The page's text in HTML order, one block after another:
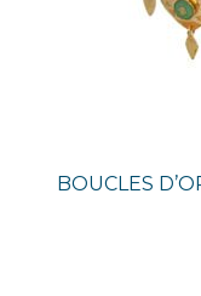
BOUCLES